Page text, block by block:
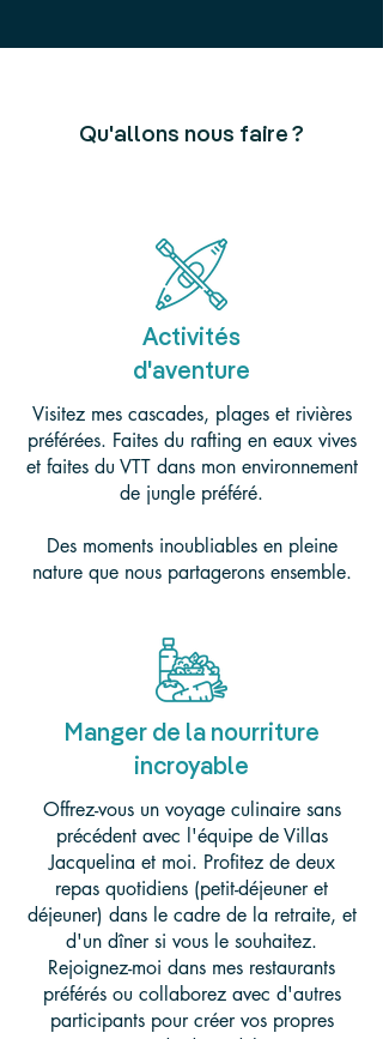
Qu'allons nous faire ?
Activités
d'aventure
Visitez mes cascades, plages et rivières
préférées. Faites du rafting en eaux vives
et faites du VTT dans mon environnement
de jungle préféré.
Des moments inoubliables en pleine
nature que nous partagerons ensemble.
Manger de la nourriture
incroyable
Offrez-vous un voyage culinaire sans
précédent avec l'équipe de Villas
Jacquelina et moi. Profitez de deux
repas quotidiens (petit-déjeuner et
déjeuner) dans le cadre de la retraite, et
d'un dîner si vous le souhaitez.
Rejoignez-moi dans mes restaurants
préférés ou collaborez avec d'autres
participants pour créer vos propres